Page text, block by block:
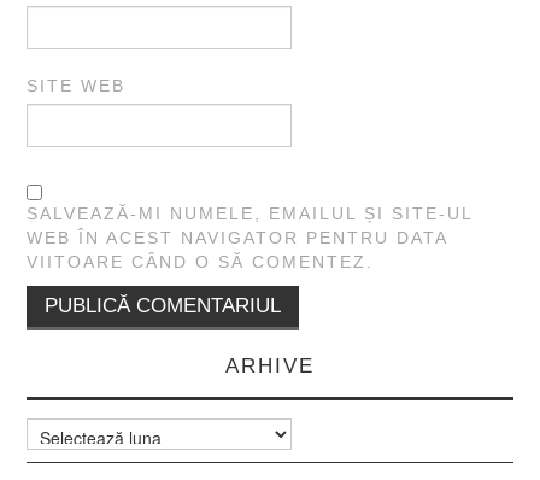
SITE WEB
SALVEAZĂ-MI NUMELE, EMAILUL ȘI SITE-UL
WEB ÎN ACEST NAVIGATOR PENTRU DATA
VIITOARE CÂND O SĂ COMENTEZ.
ARHIVE
Arhive